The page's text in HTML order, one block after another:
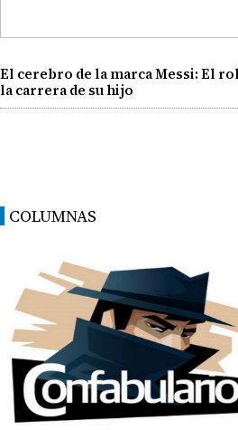
El cerebro de la marca Messi: El
la carrera de su hijo
COLUMNAS